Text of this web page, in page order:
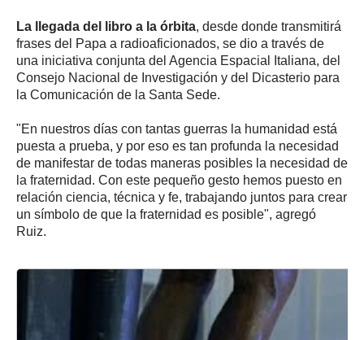
La llegada del libro a la órbita, desde donde transmitirá
frases del Papa a radioaficionados, se dio a través de
una iniciativa conjunta del Agencia Espacial Italiana, del
Consejo Nacional de Investigación y del Dicasterio para
la Comunicación de la Santa Sede.
"En nuestros días con tantas guerras la humanidad está
puesta a prueba, y por eso es tan profunda la necesidad
de manifestar de todas maneras posibles la necesidad de
la fraternidad. Con este pequeño gesto hemos puesto en
relación ciencia, técnica y fe, trabajando juntos para crear
un símbolo de que la fraternidad es posible", agregó
Ruiz.